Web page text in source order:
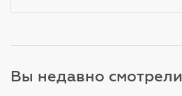
Вы недавно смотрели